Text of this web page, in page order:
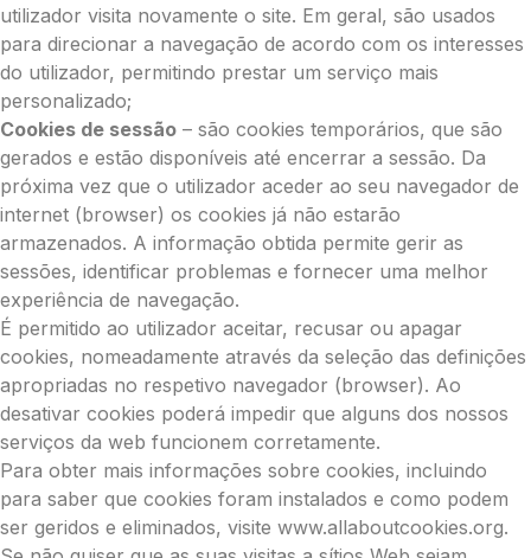
utilizador visita novamente o site. Em geral, são usados
para direcionar a navegação de acordo com os interesses
do utilizador, permitindo prestar um serviço mais
personalizado;
Cookies de sessão – são cookies temporários, que são
gerados e estão disponíveis até encerrar a sessão. Da
próxima vez que o utilizador aceder ao seu navegador de
internet (browser) os cookies já não estarão
armazenados. A informação obtida permite gerir as
sessões, identificar problemas e fornecer uma melhor
experiência de navegação.
É permitido ao utilizador aceitar, recusar ou apagar
cookies, nomeadamente através da seleção das definições
apropriadas no respetivo navegador (browser). Ao
desativar cookies poderá impedir que alguns dos nossos
serviços da web funcionem corretamente.
Para obter mais informações sobre cookies, incluindo
para saber que cookies foram instalados e como podem
ser geridos e eliminados, visite www.allaboutcookies.org.